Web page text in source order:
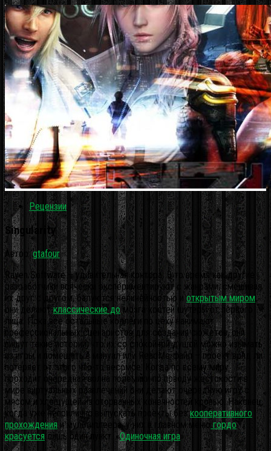
Рецензии
Singularity
Автор:gtafour ·
Raven Software – удивительная контора. В то время как другие
разработчики всячески экспериментируют с жанрами, смешивая
их друг с другом, балуются нелинейностью иоткрытым миром,
они делаютклассические домозга костей шутеры от первого
лица. Пока все остальные коллеги по цеху нанимают
профессиональных сценаристов для создания сюжетов, они
пишут такие истории, что их со спокойной душой можно изымать
из игры и помещать в мануал или ReadMe-файл – проект вряд ли
потеряет от этого что-то весомое. Когда по всему миру
проходит очередная волна полемики по поводу жестокости в
мире виртуальных развлечений они делают очередную игру с
мясом и хлещущей из оторванных конечностей кровью. Наконец,
когда уже неприлично выпускать проекты безкооперативного
прохожденияи мультиплеера, у них в главном менюгордо
красуется лишь один пункт. «Одиночная игра ».